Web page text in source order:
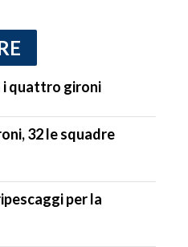
i quattro gironi
32 le squadre
per la